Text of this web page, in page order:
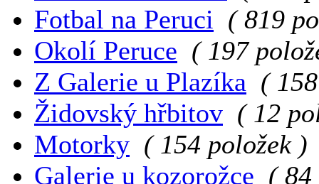
Fotbal na Peruci ( 819
Okolí Peruce ( 197
Z Galerie u Plazíka (
Židovský hřbitov ( 12
Motorky ( 154 položek )
Galerie u kozorožce ( 84